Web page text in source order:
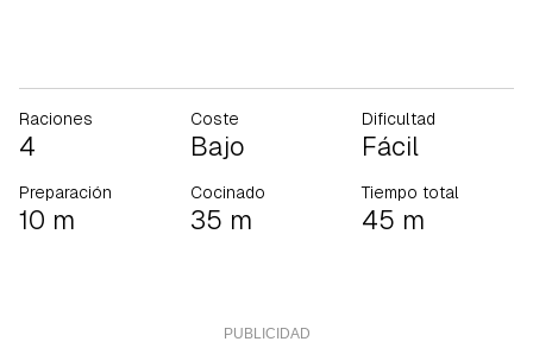
Raciones
4
Coste
Bajo
Dificultad
Fácil
Preparación
10 m
Cocinado
35 m
Tiempo total
45 m